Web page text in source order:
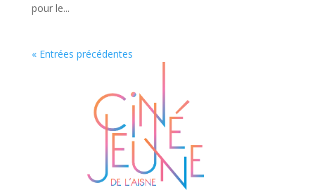
pour le...
« Entrées précédentes